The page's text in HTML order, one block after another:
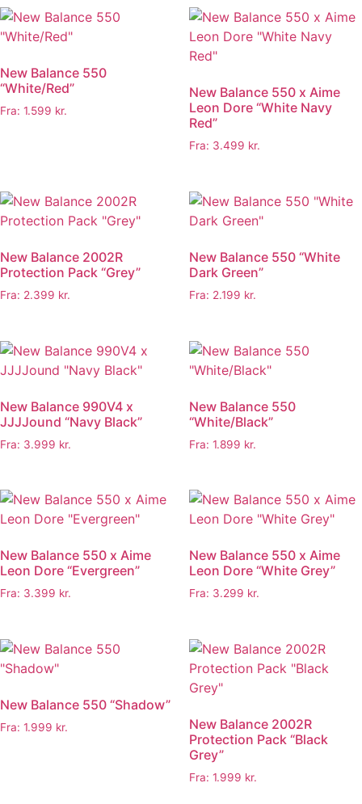
New Balance 550
“White/Red”
Fra: 1.599 kr.
New Balance 550 x Aime
Leon Dore “White Navy
Red”
Fra: 3.499 kr.
New Balance 2002R
Protection Pack “Grey”
Fra: 2.399 kr.
New Balance 550 “White
Dark Green”
Fra: 2.199 kr.
New Balance 990V4 x
JJJJound “Navy Black”
Fra: 3.999 kr.
New Balance 550
“White/Black”
Fra: 1.899 kr.
New Balance 550 x Aime
Leon Dore “Evergreen”
Fra: 3.399 kr.
New Balance 550 x Aime
Leon Dore “White Grey”
Fra: 3.299 kr.
New Balance 550 “Shadow”
Fra: 1.999 kr.
New Balance 2002R
Protection Pack “Black
Grey”
Fra: 1.999 kr.